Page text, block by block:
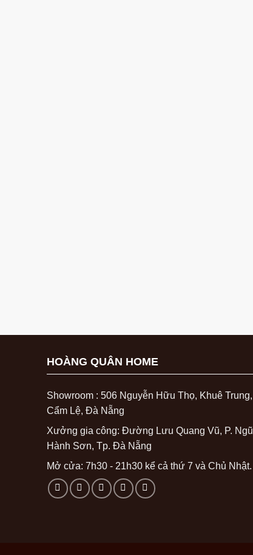
HOÀNG QUÂN HOME
Showroom : 506 Nguyễn Hữu Thọ, Khuê Trung,
Cẩm Lệ, Đà Nẵng
Xưởng gia công: Đường Lưu Quang Vũ, P. Ngũ
Hành Sơn, Tp. Đà Nẵng
Mở cửa: 7h30 - 21h30 kể cả thứ 7 và Chủ Nhật.